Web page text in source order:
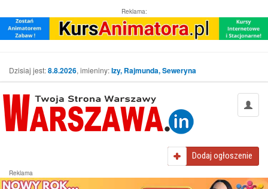
Reklama:
Dzisiaj jest:8.8.2026, imieniny:Izy, Rajmunda, Seweryna
Dodaj ogłoszenie
Reklama